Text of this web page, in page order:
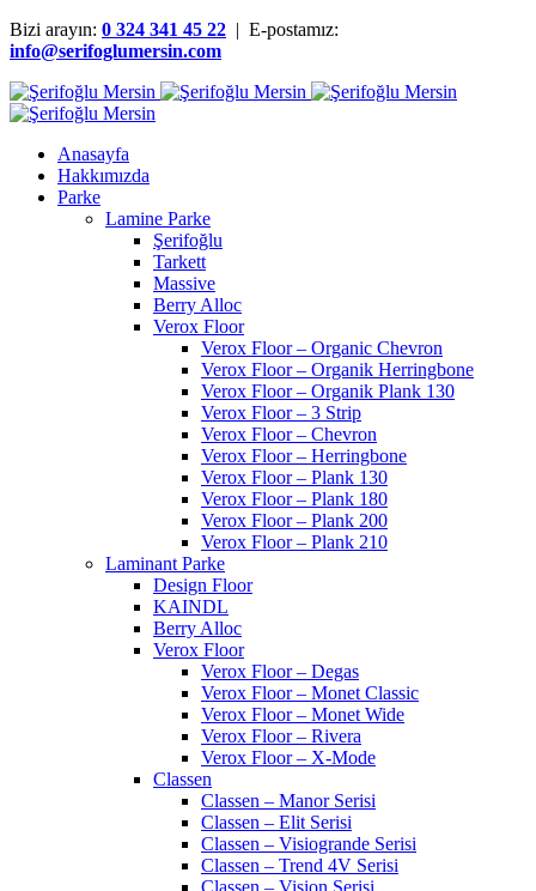
Bizi arayın: 0 324 341 45 22 | E-postamız:
info@serifoglumersin.com
Anasayfa
Hakkımızda
Parke
Lamine Parke
Şerifoğlu
Tarkett
Massive
Berry Alloc
Verox Floor
Verox Floor – Organic Chevron
Verox Floor – Organik Herringbone
Verox Floor – Organik Plank 130
Verox Floor – 3 Strip
Verox Floor – Chevron
Verox Floor – Herringbone
Verox Floor – Plank 130
Verox Floor – Plank 180
Verox Floor – Plank 200
Verox Floor – Plank 210
Laminant Parke
Design Floor
KAINDL
Berry Alloc
Verox Floor
Verox Floor – Degas
Verox Floor – Monet Classic
Verox Floor – Monet Wide
Verox Floor – Rivera
Verox Floor – X-Mode
Classen
Classen – Manor Serisi
Classen – Elit Serisi
Classen – Visiogrande Serisi
Classen – Trend 4V Serisi
Classen – Vision Serisi